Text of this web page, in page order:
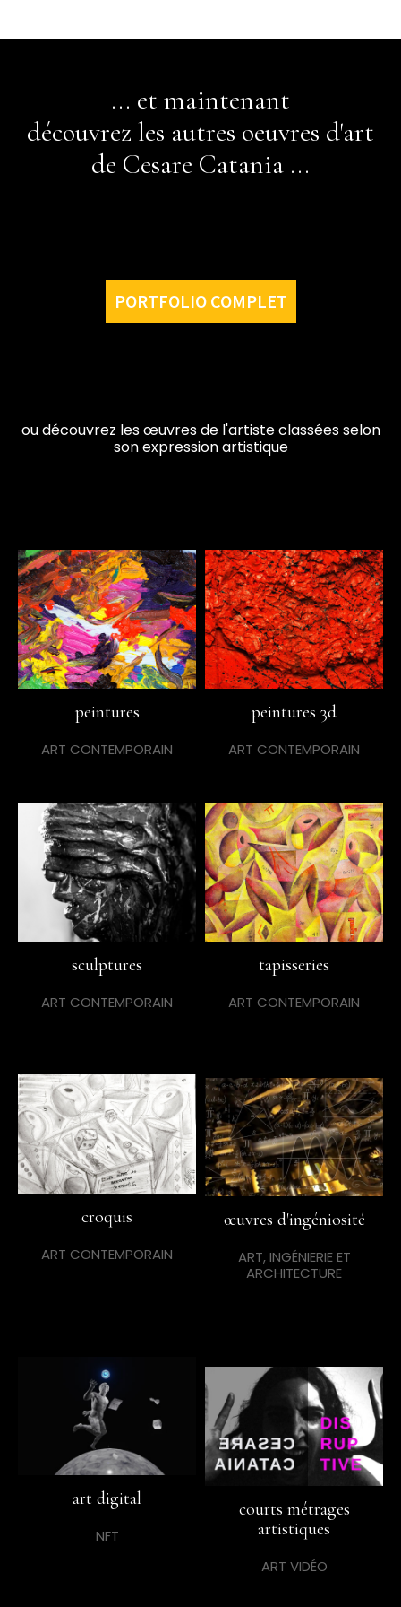
... et maintenant
découvrez les autres oeuvres d'art
de Cesare Catania ...
PORTFOLIO COMPLET
ou découvrez les œuvres de l'artiste classées selon
son expression artistique
peintures
ART CONTEMPORAIN
peintures 3d
ART CONTEMPORAIN
sculptures
ART CONTEMPORAIN
tapisseries
ART CONTEMPORAIN
croquis
ART CONTEMPORAIN
œuvres d'ingéniosité
ART, INGÉNIERIE ET
ARCHITECTURE
art digital
NFT
courts métrages
artistiques
ART VIDÉO